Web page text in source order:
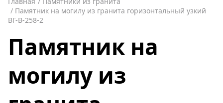
Памятник на могилу из гранита горизонтальный узкий
ВГ-В-258-2
Памятник на
могилу из